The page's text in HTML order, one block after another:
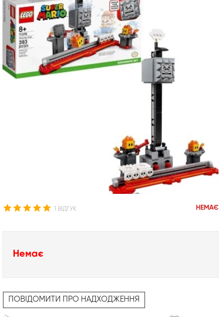
1 ВІДГУК НЕМАЄ
Немає
ПОВІДОМИТИ ПРО НАДХОДЖЕННЯ